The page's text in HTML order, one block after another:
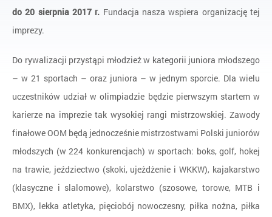
do 20 sierpnia 2017 r. Fundacja nasza wspiera organizację tej
imprezy.
Do rywalizacji przystąpi młodzież w kategorii juniora młodszego
– w 21 sportach – oraz juniora – w jednym sporcie. Dla wielu
uczestników udział w olimpiadzie będzie pierwszym startem w
karierze na imprezie tak wysokiej rangi mistrzowskiej. Zawody
finałowe OOM będą jednocześnie mistrzostwami Polski juniorów
młodszych (w 224 konkurencjach) w sportach: boks, golf, hokej
na trawie, jeździectwo (skoki, ujeżdżenie i WKKW), kajakarstwo
(klasyczne i slalomowe), kolarstwo (szosowe, torowe, MTB i
BMX), lekka atletyka, pięciobój nowoczesny, piłka nożna, piłka